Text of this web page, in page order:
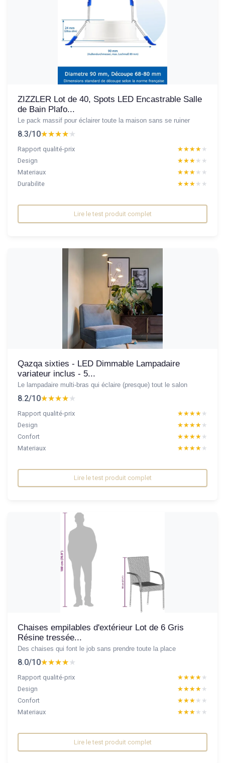
ZIZZLER Lot de 40, Spots LED Encastrable Salle
de Bain Plafo...
Le pack massif pour éclairer toute la maison sans se ruiner
8.3/10★★★★★
★★★★★
Rapport qualité-prix ★★★★★
★★★★★
Design
★★★★★
★★★★★
Materiaux
★★★★★
★★★★★
Durabilite
★★★★★
★★★★★
Lire le test produit complet
Qazqa sixties - LED Dimmable Lampadaire
variateur inclus - 5...
Le lampadaire multi-bras qui éclaire (presque) tout le salon
8.2/10★★★★★
★★★★★
Rapport qualité-prix ★★★★★
★★★★★
Design
★★★★★
★★★★★
Confort
★★★★★
★★★★★
Materiaux
★★★★★
★★★★★
Lire le test produit complet
Chaises empilables d'extérieur Lot de 6 Gris
Résine tressée...
Des chaises qui font le job sans prendre toute la place
8.0/10★★★★★
★★★★★
Rapport qualité-prix ★★★★★
★★★★★
Design
★★★★★
★★★★★
Confort
★★★★★
★★★★★
Materiaux
★★★★★
★★★★★
Lire le test produit complet